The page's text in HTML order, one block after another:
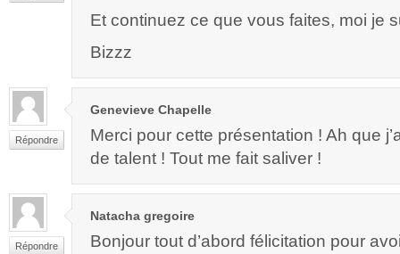
Et continuez ce que vous faites, moi je
Bizzz
Répondre
Genevieve Chapelle
Merci pour cette présentation ! Ah que
de talent ! Tout me fait saliver !
Répondre
Natacha gregoire
Bonjour tout d’abord félicitation pour